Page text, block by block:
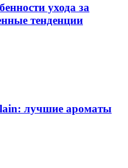
ухода за
тенденции
лучшие ароматы